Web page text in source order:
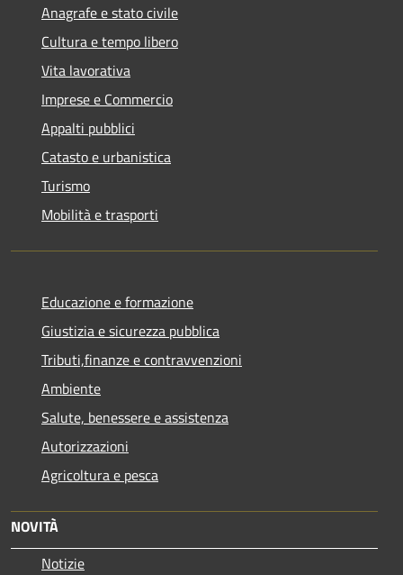
Anagrafe e stato civile
Cultura e tempo libero
Vita lavorativa
Imprese e Commercio
Appalti pubblici
Catasto e urbanistica
Turismo
Mobilità e trasporti
Educazione e formazione
Giustizia e sicurezza pubblica
Tributi,finanze e contravvenzioni
Ambiente
Salute, benessere e assistenza
Autorizzazioni
Agricoltura e pesca
NOVITÀ
Notizie